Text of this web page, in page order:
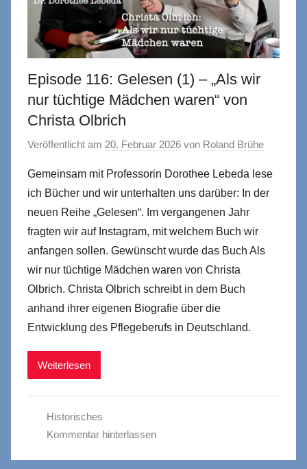
Episode 116: Gelesen (1) – „Als wir
nur tüchtige Mädchen waren“ von
Christa Olbrich
Veröffentlicht am 20. Februar 2026 von Roland Brühe
Gemeinsam mit Professorin Dorothee Lebeda lese
ich Bücher und wir unterhalten uns darüber: In der
neuen Reihe „Gelesen“. Im vergangenen Jahr
fragten wir auf Instagram, mit welchem Buch wir
anfangen sollen. Gewünscht wurde das Buch Als
wir nur tüchtige Mädchen waren von Christa
Olbrich. Christa Olbrich schreibt in dem Buch
anhand ihrer eigenen Biografie über die
Entwicklung des Pflegeberufs in Deutschland.
Weiterlesen
Historisches
Kommentar hinterlassen